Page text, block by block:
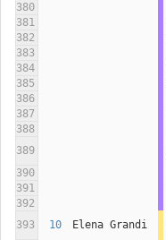
380
381
382
383
384
385
386
387
388
389
390
391
392
393
10 Elena Grandi